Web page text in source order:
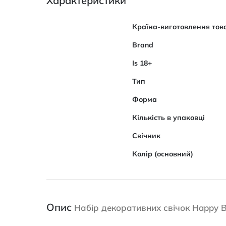
Характеристики
Країна-виготовлення
Brand
Is 18+
Тип
Форма
Кількість в упаковці
Свічник
Колір (основний)
Опис Набір декоративних свічок Happy